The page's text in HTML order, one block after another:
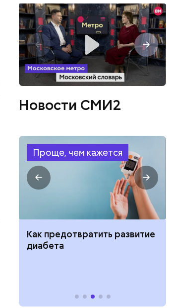
Новости СМИ2
Проще, чем кажется
Как предотвратить развитие
диабета